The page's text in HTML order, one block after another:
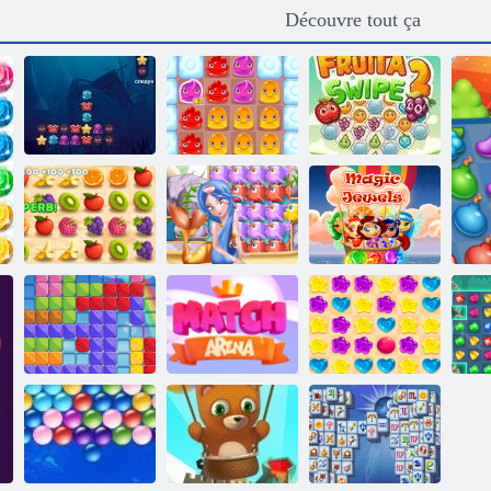
Découvre tout ça
Ocean Accident Pudding Land 2 Fruita Swipe 2
Dash Juicy Sailor Pop
Joyaux
magiques
Blocs gommeux Match Arena Candy Rain 5